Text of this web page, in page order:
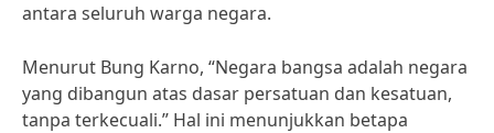
antara seluruh warga negara.
Menurut Bung Karno, “Negara bangsa adalah negara
yang dibangun atas dasar persatuan dan kesatuan,
tanpa terkecuali.” Hal ini menunjukkan betapa